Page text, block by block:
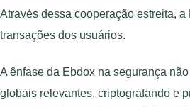
Através dessa cooperação estreita,
transações dos usuários.
A ênfase da Ebdox na segurança
globais relevantes, criptografando e